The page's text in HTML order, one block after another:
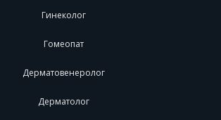
Гинеколог
Гомеопат
Дерматовенеролог
Дерматолог